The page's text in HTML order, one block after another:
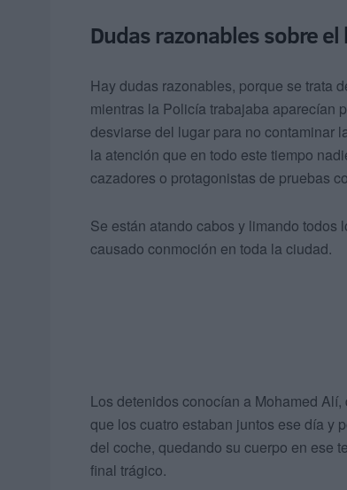
Dudas razonables sobre
Hay dudas razonables, porque se trata
mientras la Policía trabajaba aparecían
desviarse del lugar para no contaminar
la atención que en todo este tiempo
cazadores o protagonistas de pruebas
Se están atando cabos y limando todos
causado conmoción en toda la ciudad.
Los detenidos conocían a Mohamed
que los cuatro estaban juntos ese día y
del coche, quedando su cuerpo en ese
final trágico.